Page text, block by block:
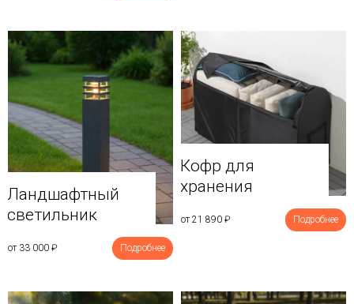
Ландшафтный
светильник
от 33 000 ₽ Подробнее
Кофр для
хранения
от 21 890 ₽ Подробнее